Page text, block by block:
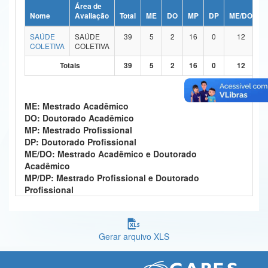
Ministério da Ciência, Tecnologia, Inovações e Comunicações
Ministério do Meio Ambiente
Ministério do Turismo
Controladoria-Geral da União
Ministério da Mulher, da Família e dos Direitos Humanos
Secretaria-Geral
Secretaria de Governo
Banco Central do Brasil
Nome
Área de
Avaliação
Total ME DO MP DP ME/DO
SAÚDE
COLETIVA
SAÚDE
COLETIVA
39 5 2 16 0 12
Totais 39 5 2 16 0 12
ME: Mestrado Acadêmico
DO: Doutorado Acadêmico
MP: Mestrado Profissional
DP: Doutorado Profissional
ME/DO: Mestrado Acadêmico e Doutorado
Acadêmico
MP/DP: Mestrado Profissional e Doutorado
Profissional
Gerar arquivo XLS